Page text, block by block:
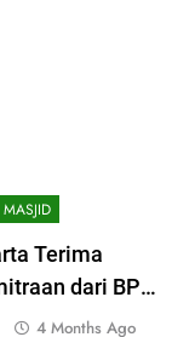
MASJID
Terima
dari BPJS
Jateng
4 Months Ago